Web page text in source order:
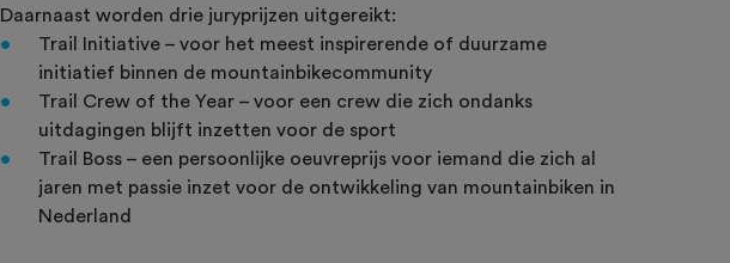
Daarnaast worden drie juryprijzen uitgereikt:
Trail Initiative – voor het meest inspirerende of duurzame
initiatief binnen de mountainbikecommunity
Trail Crew of the Year – voor een crew die zich ondanks
uitdagingen blijft inzetten voor de sport
Trail Boss – een persoonlijke oeuvreprijs voor iemand die zich al
jaren met passie inzet voor de ontwikkeling van mountainbiken in
Nederland